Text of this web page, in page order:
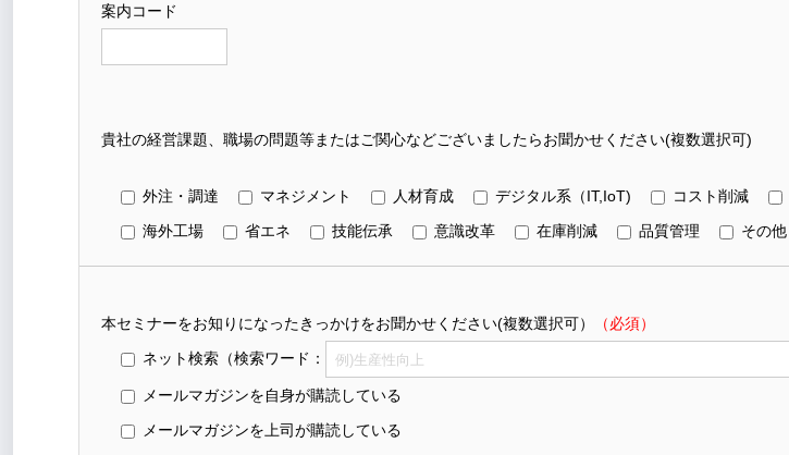
案内コード
貴社の経営課題、職場の問題等またはご関心などございましたらお聞かせください(複数選択可)
外注・調達 マネジメント 人材育成 デジタル系（IT,IoT) コスト削減
海外工場
省エネ 技能伝承 意識改革 在庫削減 品質管理 その他
本セミナーをお知りになったきっかけをお聞かせください(複数選択可）
（必須）
ネット検索 （検索ワード：
メールマガジンを自身が購読している
メールマガジンを上司が購読している